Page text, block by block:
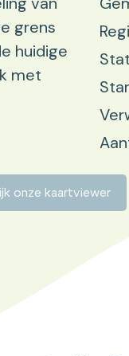
grens
huidige
met
onze kaartviewer